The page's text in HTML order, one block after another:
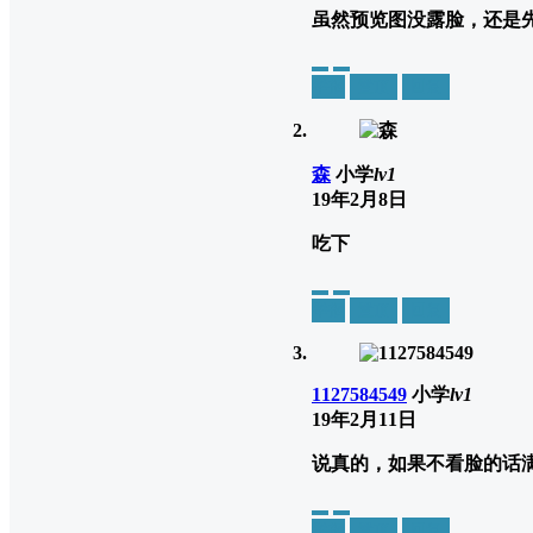
虽然预览图没露脸，还是
森 小学lv1
19年2月8日
吃下
1127584549 小学lv1
19年2月11日
说真的，如果不看脸的话